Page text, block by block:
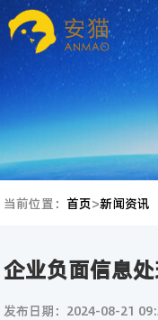
当前位置：首页>新闻资讯
企业负面信息
发布日期：2024-08-21